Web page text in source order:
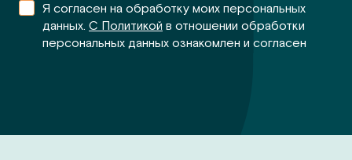
Я согласен на обработку моих персональных
данных. С Политикой в отношении обработки
персональных данных ознакомлен и согласен